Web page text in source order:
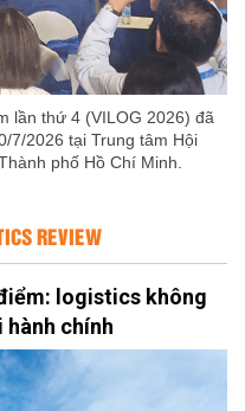
lần thứ 4 (VILOG 2026) đã
7/2026 tại Trung tâm Hội
phố Hồ Chí Minh.
REVIEW
logistics không
chính